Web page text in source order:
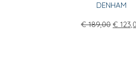
DENHAM
€ 189,00 €